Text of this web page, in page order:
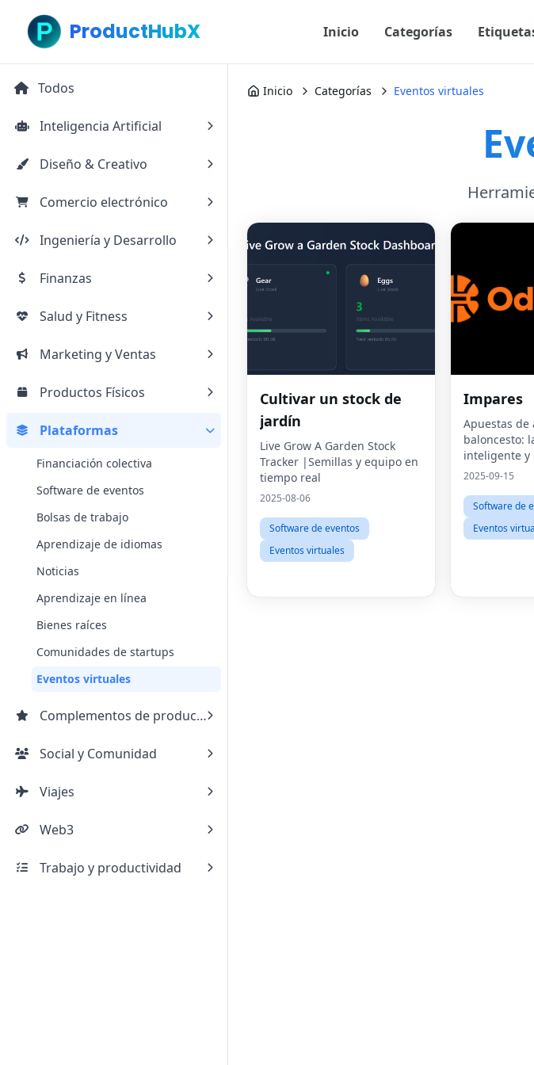
ProductHubX Inicio Categorías
Todos
Inteligencia Artificial
Diseño & Creativo
Comercio electrónico
Ingeniería y Desarrollo
Finanzas
Salud y Fitness
Marketing y Ventas
Productos Físicos
Plataformas
Financiación colectiva
Software de eventos
Bolsas de trabajo
Aprendizaje de idiomas
Noticias
Aprendizaje en línea
Bienes raíces
Comunidades de startups
Eventos virtuales
Complementos de productos
Social y Comunidad
Viajes
Web3
Trabajo y productividad
Inicio Categorías Eventos virtuales
Cultivar un stock de
jardín
Live Grow A Garden Stock
Tracker |Semillas y equipo en
tiempo real
2025-08-06
Software de eventos
Eventos virtuales
Impares
Apuestas de
baloncesto:
inteligente y
2025-09-15
Software de
Eventos